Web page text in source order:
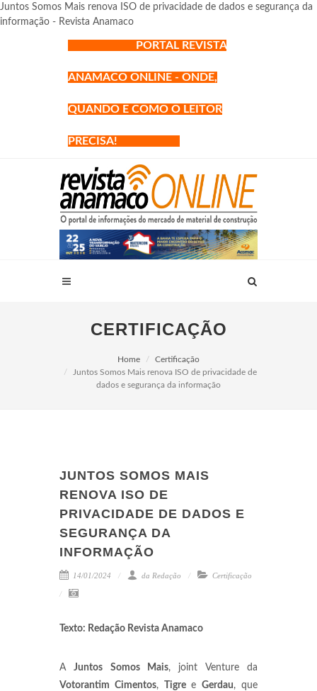
Juntos Somos Mais renova ISO de privacidade de dados e segurança da
informação - Revista Anamaco
PORTAL REVISTA
ANAMACO ONLINE - ONDE,
QUANDO E COMO O LEITOR
PRECISA!
CERTIFICAÇÃO
Home
Certificação
Juntos Somos Mais renova ISO de privacidade de
dados e segurança da informação
JUNTOS SOMOS MAIS
RENOVA ISO DE
PRIVACIDADE DE DADOS E
SEGURANÇA DA
INFORMAÇÃO
14/01/2024 da Redação Certificação
Texto: Redação Revista Anamaco
AJuntos Somos Mais, joint Venture da
Votorantim Cimentos, TigreeGerdau, que